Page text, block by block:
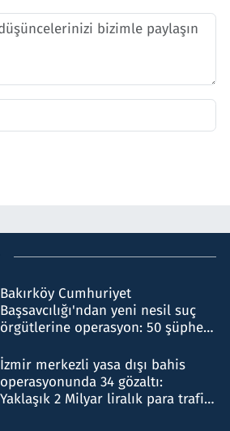
Bakırköy Cumhuriyet
Başsavcılığı'ndan yeni nesil suç
örgütlerine operasyon: 50 şüpheli
İzmir merkezli yasa dışı bahis
operasyonunda 34 gözaltı:
Yaklaşık 2 Milyar liralık para trafiği